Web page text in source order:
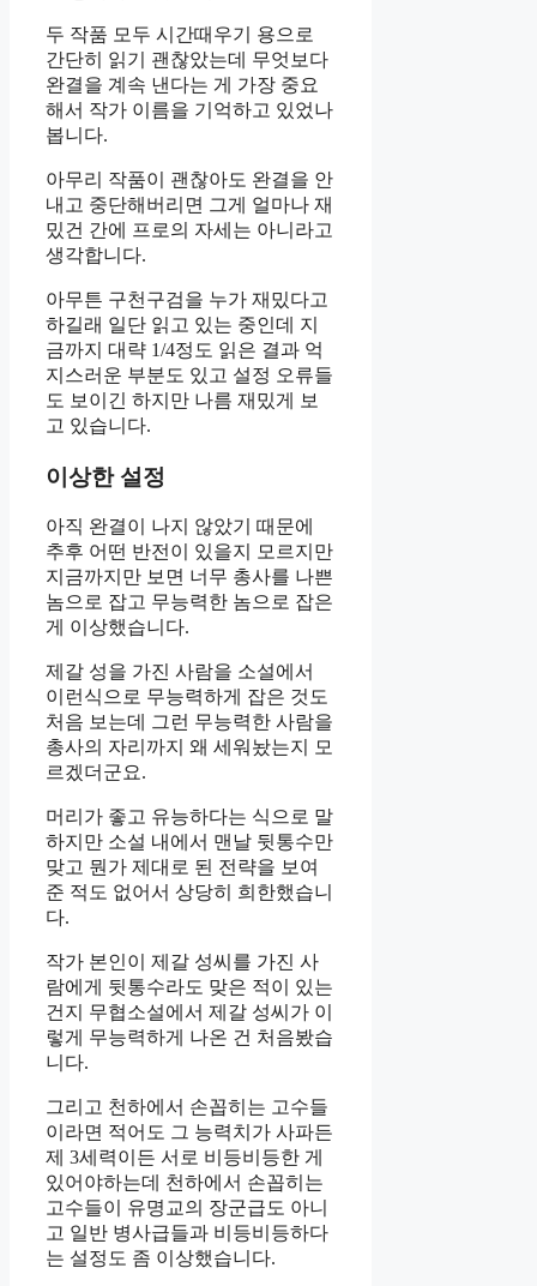
두 작품 모두 시간때우기 용으로
간단히 읽기 괜찮았는데 무엇보다
완결을 계속 낸다는 게 가장 중요
해서 작가 이름을 기억하고 있었나
봅니다.
아무리 작품이 괜찮아도 완결을 안
내고 중단해버리면 그게 얼마나 재
밌건 간에 프로의 자세는 아니라고
생각합니다.
아무튼 구천구검을 누가 재밌다고
하길래 일단 읽고 있는 중인데 지
금까지 대략 1/4정도 읽은 결과 억
지스러운 부분도 있고 설정 오류들
도 보이긴 하지만 나름 재밌게 보
고 있습니다.
이상한 설정
아직 완결이 나지 않았기 때문에
추후 어떤 반전이 있을지 모르지만
지금까지만 보면 너무 총사를 나쁜
놈으로 잡고 무능력한 놈으로 잡은
게 이상했습니다.
제갈 성을 가진 사람을 소설에서
이런식으로 무능력하게 잡은 것도
처음 보는데 그런 무능력한 사람을
총사의 자리까지 왜 세워놨는지 모
르겠더군요.
머리가 좋고 유능하다는 식으로 말
하지만 소설 내에서 맨날 뒷통수만
맞고 뭔가 제대로 된 전략을 보여
준 적도 없어서 상당히 희한했습니
다.
작가 본인이 제갈 성씨를 가진 사
람에게 뒷통수라도 맞은 적이 있는
건지 무협소설에서 제갈 성씨가 이
렇게 무능력하게 나온 건 처음봤습
니다.
그리고 천하에서 손꼽히는 고수들
이라면 적어도 그 능력치가 사파든
제 3세력이든 서로 비등비등한 게
있어야하는데 천하에서 손꼽히는
고수들이 유명교의 장군급도 아니
고 일반 병사급들과 비등비등하다
는 설정도 좀 이상했습니다.